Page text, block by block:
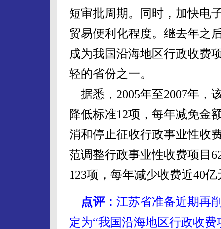
短审批周期。同时，加快电
贸易便利化程度。继去年之
成为我国沿海地区行政收费
轻的省份之一。
据悉，2005年至2007年，
降低标准12项，每年减免金
消和停止征收行政事业性收
范调整行政事业性收费项目
123项，每年减少收费近40亿
点评： 江苏省准备近期再
定为“我国沿海地区行政收